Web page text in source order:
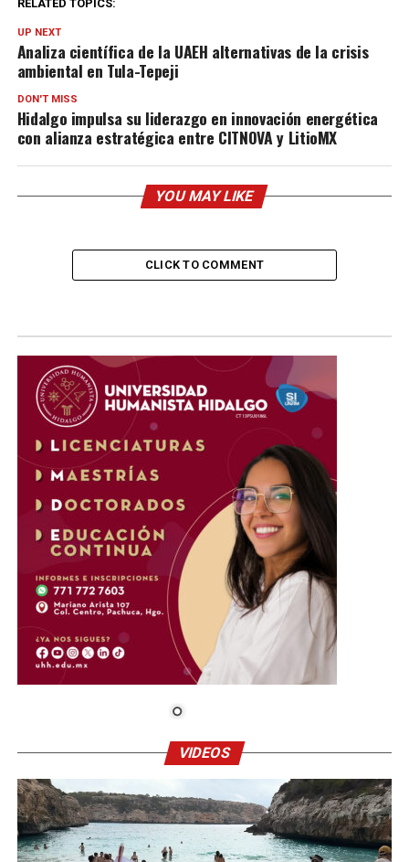
RELATED TOPICS:
UP NEXT
Analiza científica de la UAEH alternativas de la crisis
ambiental en Tula-Tepeji
DON'T MISS
Hidalgo impulsa su liderazgo en innovación energética
con alianza estratégica entre CITNOVA y LitioMX
YOU MAY LIKE
CLICK TO COMMENT
VIDEOS